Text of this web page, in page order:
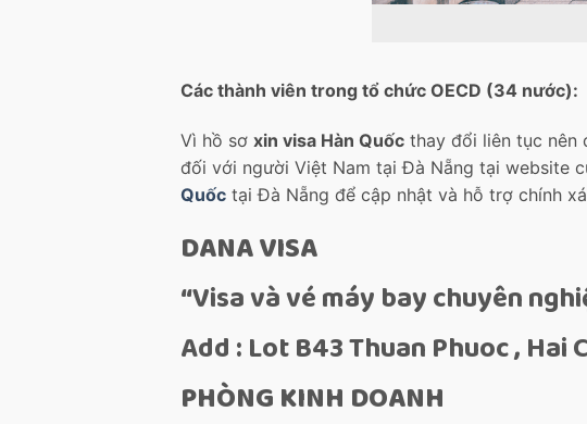
Các thành viên trong tổ chức OECD (34 nước):
Vì hồ sơxin visa Hàn Quốc thay đổi liên tục nên
đối với người Việt Nam tại Đà Nẵng tại website
Quốc tại Đà Nẵng để cập nhật và hỗ trợ chính
DANA VISA
“Visa và vé máy bay chuyên
Add : Lot B43 Thuan Phuoc , Hai
PHÒNG KINH DOANH